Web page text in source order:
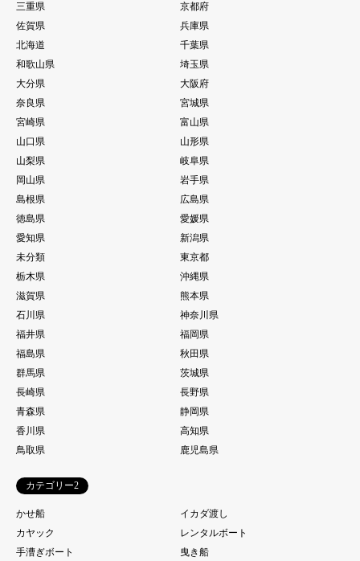
三重県
京都府
佐賀県
兵庫県
北海道
千葉県
和歌山県
埼玉県
大分県
大阪府
奈良県
宮城県
宮崎県
富山県
山口県
山形県
山梨県
岐阜県
岡山県
岩手県
島根県
広島県
徳島県
愛媛県
愛知県
新潟県
未分類
東京都
栃木県
沖縄県
滋賀県
熊本県
石川県
神奈川県
福井県
福岡県
福島県
秋田県
群馬県
茨城県
長崎県
長野県
青森県
静岡県
香川県
高知県
鳥取県
鹿児島県
カテゴリー2
かせ船
イカダ渡し
カヤック
レンタルボート
手漕ぎボート
曳き船